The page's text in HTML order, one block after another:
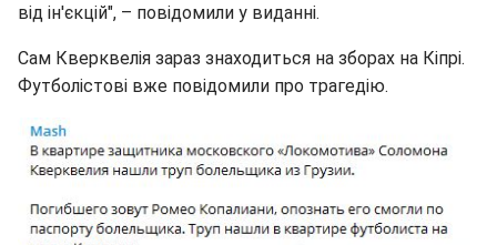
від ін'єкцій", – повідомили у виданні.
Сам Кверквелія зараз знаходиться на зборах на Кіпрі.
Футболістові вже повідомили про трагедію.